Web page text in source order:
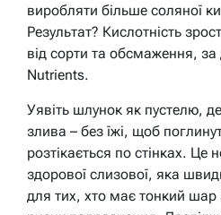
виробляти більше соляної
Результат? Кислотність
від сорти та обсмаження,
Nutrients.
Уявіть шлунок як пустелю,
злива – без їжі, щоб
розтікається по стінках. Це
здорової слизової, яка
для тих, хто має тонкий шар